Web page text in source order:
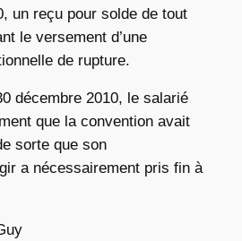
un reçu pour solde de tout
le versement d’une
de rupture.
décembre 2010, le salarié
que la convention avait
sorte que son
a nécessairement pris fin à